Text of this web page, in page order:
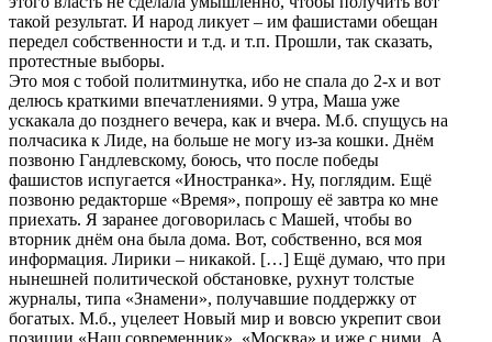
такой результат. И народ ликует – им фашистами обещан
передел собственности и т.д. и т.п. Прошли, так сказать,
протестные выборы.
Это моя с тобой политминутка, ибо не спала до 2-х и вот
делюсь краткими впечатлениями. 9 утра, Маша уже
ускакала до позднего вечера, как и вчера. М.б. спущусь на
полчасика к Лиде, на больше не могу из-за кошки. Днём
позвоню Гандлевскому, боюсь, что после победы
фашистов испугается «Иностранка». Ну, поглядим. Ещё
позвоню редакторше «Время», попрошу её завтра ко мне
приехать. Я заранее договорилась с Машей, чтобы во
вторник днём она была дома. Вот, собственно, вся моя
информация. Лирики – никакой. […] Ещё думаю, что при
нынешней политической обстановке, рухнут толстые
журналы, типа «Знамени», получавшие поддержку от
богатых. М.б., уцелеет Новый мир и вовсю укрепит свои
позиции «Наш современник», «Москва» и иже с ними. А